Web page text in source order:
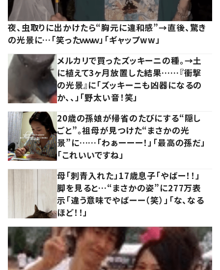
夜、虫取りに出かけたら“胸元に違和感”→直後、驚き
の光景に…「笑ったｗｗｗ」「ギャップww」
メルカリで買ったズッキーニの種。→土
に植えて3ヶ月放置した結果……『衝撃
の光景』に「ズッキーニも凶器になるの
か、、」「野太い音！笑」
20歳の孫娘が帰省のたびにする“隠し
ごと”。祖母が見つけた“まさかの光
景”に……「わぁーーー！」「最高の孫だ」
「これいいですね」
母「刺青入れた」17歳息子「やばー！！」
脚を見ると…“まさかの姿”に277万表
示「違う意味でやばーー（笑）」「な、なる
ほど！！」